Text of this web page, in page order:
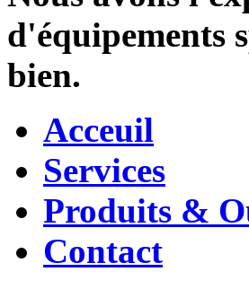
d'équipements
bien.
Acceuil
Services
Produits &
Contact